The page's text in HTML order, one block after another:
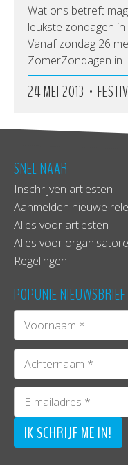
Wat ons betreft
leukste zondagen
Vanaf zondag 26
ZomerZondagen in
24 MEI 2013 •
SNEL NAAR
Inschrijven artiesten
Aanmelden nieuwe
Alles voor artiesten
Alles voor
Regelingen
POPUNIE NIEUWSBRIEF